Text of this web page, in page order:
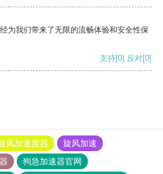
为我们带来了无限的流畅体验和安全性保
支持[0] 反对[0]
风加速度器
旋风加速
狗急加速器官网